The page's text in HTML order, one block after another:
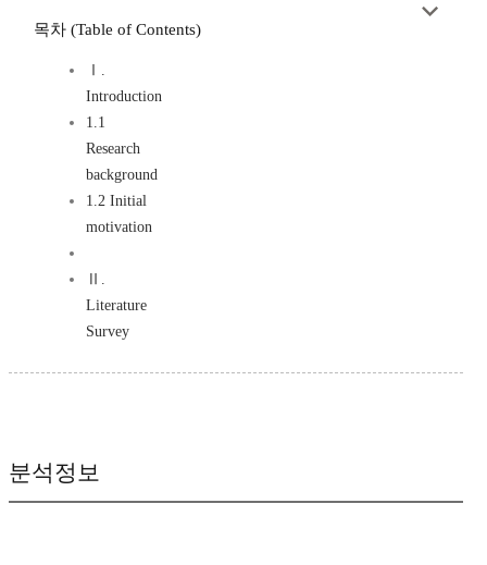
목차 (Table of Contents)
Ⅰ.
Introduction
1.1
Research
background
1.2 Initial
motivation
Ⅱ.
Literature
Survey
분석정보